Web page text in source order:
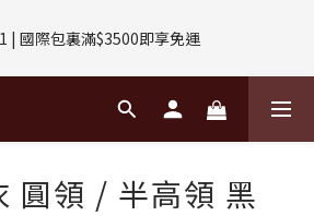
(數量有限售完不補)
| 國際包裏滿$3500即享免運
| 全館任選3件 贈 $188購物金
正價商品 贈【威靈頓 / 波士頓墨鏡】
(數量有限售完不補)
圓領 / 半高領 黑